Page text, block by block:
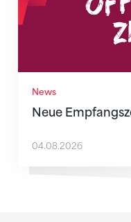
News
Neue
04.08.2026